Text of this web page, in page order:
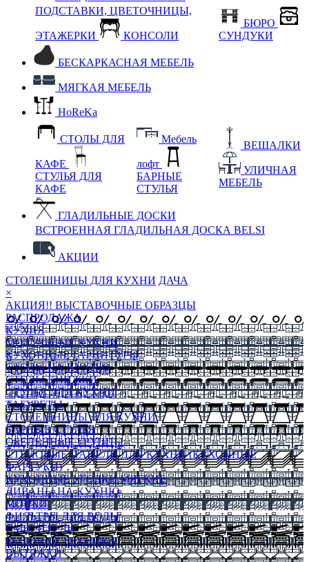
ПОДСТАВКИ, ЦВЕТОЧНИЦЫ,
ЭТАЖЕРКИ КОНСОЛИ
БЮРО
СУНДУКИ
БЕСКАРКАСНАЯ МЕБЕЛЬ
МЯГКАЯ МЕБЕЛЬ
HoReKa
СТОЛЫ ДЛЯ
КАФЕ
СТУЛЬЯ ДЛЯ
КАФЕ
Мебель
лофт
БАРНЫЕ
СТУЛЬЯ
ВЕШАЛКИ
УЛИЧНАЯ
МЕБЕЛЬ
ГЛАДИЛЬНЫЕ ДОСКИ
ВСТРОЕННАЯ ГЛАДИЛЬНАЯ ДОСКА BELSI
АКЦИИ
СТОЛЕШНИЦЫ ДЛЯ КУХНИ ДАЧА
×
АКЦИЯ!! ВЫСТАВОЧНЫЕ ОБРАЗЦЫ
РАСПРОДАЖА
КУХНЯ
МОДУЛЬНЫЕ КУХНИ
КУХОННЫЕ ГАРНИТУРЫ
СТОЛЫ НА КУХНЮ
СТОЛЫ КНИЖКИ
СТУЛЬЯ ДЛЯ КУХНИ
ТАБУРЕТЫ
СТОЛЕШНИЦЫ ДЛЯ КУХНИ
БАРНЫЕ СТУЛЬЯ
ОБЕДЕННЫЕ ГРУППЫ
СТЕНОВЫЕ ПАНЕЛИ ДЛЯ КУХНИ (КУХОННЫЕ
ФАРТУКИ)
КУХОННЫЕ УГОЛКИ МЯГКИЕ
ДИВАНЫ НА КУХНЮ
МОЙКИ
ФИЛЬТРЫ ДЛЯ ВОДЫ
СМЕСИТЕЛИ
БЫТОВАЯ ТЕХНИКА
ВЫТЯЖКИ